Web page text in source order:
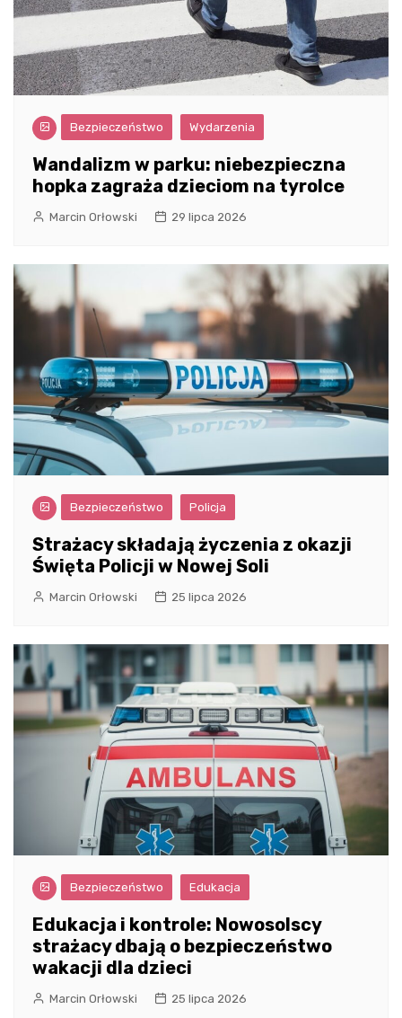
Bezpieczeństwo Wydarzenia
Wandalizm w parku: niebezpieczna
hopka zagraża dzieciom na tyrolce
Marcin Orłowski 29 lipca 2026
Bezpieczeństwo Policja
Strażacy składają życzenia z okazji
Święta Policji w Nowej Soli
Marcin Orłowski 25 lipca 2026
Bezpieczeństwo Edukacja
Edukacja i kontrole: Nowosolscy
strażacy dbają o bezpieczeństwo
wakacji dla dzieci
Marcin Orłowski 25 lipca 2026